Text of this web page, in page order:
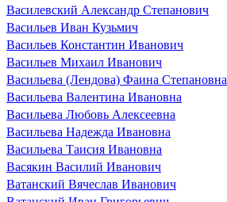
Василевский Александр Степанович
Васильев Иван Кузьмич
Васильев Константин Иванович
Васильев Михаил Иванович
Васильева (Лендова) Фаина Степановна
Васильева Валентина Ивановна
Васильева Любовь Алексеевна
Васильева Надежда Ивановна
Васильева Таисия Ивановна
Васякин Василий Иванович
Ватанский Вячеслав Иванович